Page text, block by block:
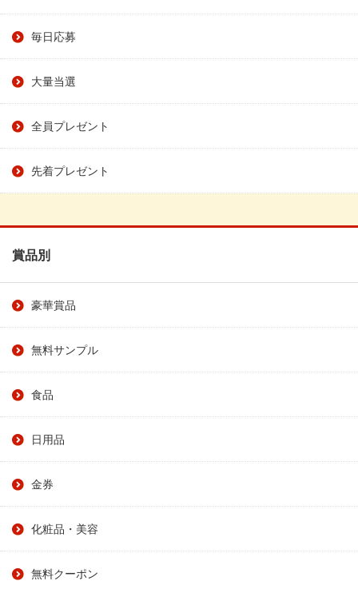
毎日応募
大量当選
全員プレゼント
先着プレゼント
賞品別
豪華賞品
無料サンプル
食品
日用品
金券
化粧品・美容
無料クーポン